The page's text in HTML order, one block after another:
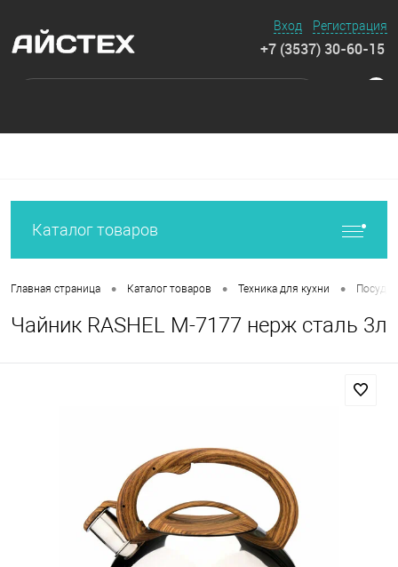
Вход Регистрация
+7 (3537) 30-60-15
Каталог товаров
Главная страница • Каталог товаров • Техника для кухни • Посуда
Чайник RASHEL М-7177 нерж сталь 3л